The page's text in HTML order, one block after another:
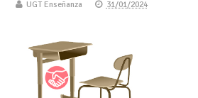
UGT Enseñanza 31/01/2024